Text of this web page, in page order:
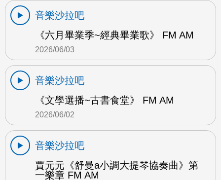
音樂沙拉吧
《六月畢業季~經典畢業歌》 FM AM
2026/06/03
音樂沙拉吧
《文學選播~古書食堂》 FM AM
2026/06/02
音樂沙拉吧
賈元元《舒曼a小調大提琴協奏曲》第
一樂章 FM AM